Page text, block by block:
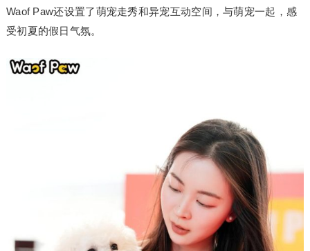
Waof Paw还设置了萌宠走秀和异宠互动空间，与萌宠一起，感
受初夏的假日气氛。